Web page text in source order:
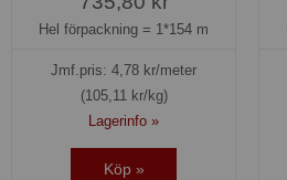
Hel förpackning = 1*154 m
Jmf.pris: 4,78 kr/meter
(105,11 kr/kg)
Lagerinfo »
Köp »